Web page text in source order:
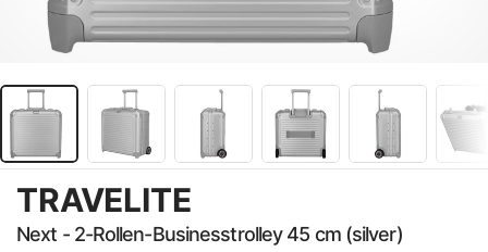
TRAVELITE
Next - 2-Rollen-Businesstrolley 45 cm (silver)